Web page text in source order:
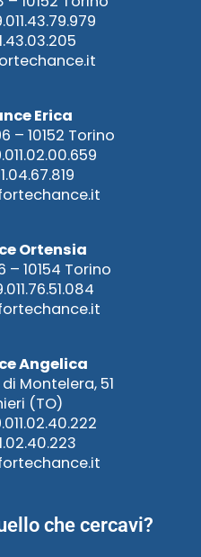
Erica
– 10152 Torino
Ortensia
– 10154 Torino
Angelica
Montelera, 51
(TO)
che cercavi?